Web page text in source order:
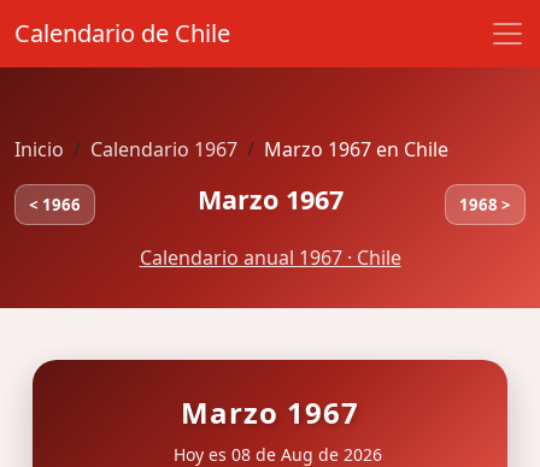
Calendario de Chile
Inicio Calendario 1967 Marzo 1967 en Chile
< 1966 Marzo 1967 1968 >
Calendario anual 1967 · Chile
Marzo 1967
Hoy es 08 de Aug de 2026